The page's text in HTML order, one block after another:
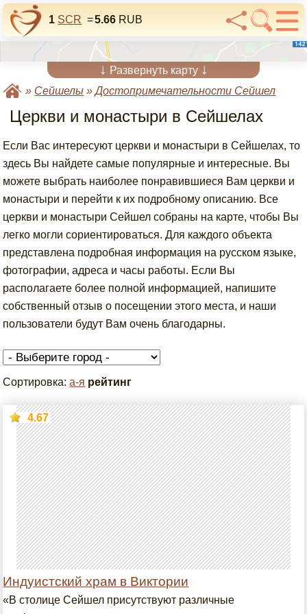
1 SCR =5.66 RUB
↓ Развернуть карту ↓
» Сейшелы »Достопримечательности Сейшел
Церкви и монастыри в Сейшелах
Если Вас интересуют церкви и монастыри в Сейшелах, то
здесь Вы найдете самые популярные и интересные. Вы
можете выбрать наиболее понравившиеся Вам церкви и
монастыри и перейти к их подробному описанию. Все
церкви и монастыри Сейшел собраны на карте, чтобы Вы
легко могли сориентироваться. Для каждого объекта
представлена подробная информация на русском языке,
фотографии, адреса и часы работы. Если Вы
располагаете более полной информацией, напишите
собственный отзыв о посещении этого места, и наши
пользователи будут Вам очень благодарны.
Сортировка:а-я рейтинг
Индуистский храм в Виктории
4.67
«В столице Сейшел присутствуют различные